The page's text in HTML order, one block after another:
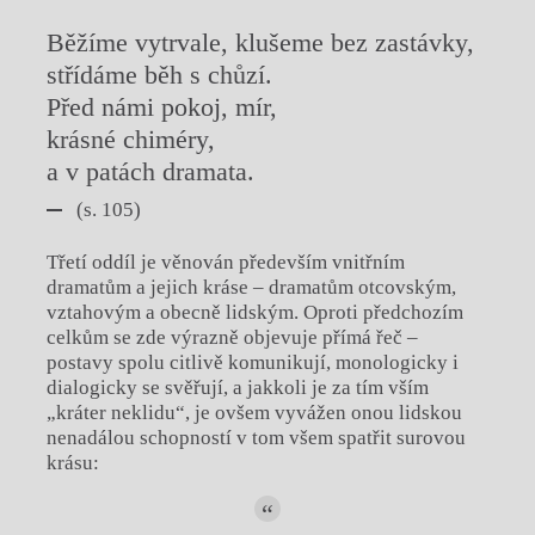
Běžíme vytrvale, klušeme bez zastávky,
střídáme běh s chůzí.
Před námi pokoj, mír,
krásné chiméry,
a v patách dramata.
(s. 105)
Třetí oddíl je věnován především vnitřním
dramatům a jejich kráse – dramatům otcovským,
vztahovým a obecně lidským. Oproti předchozím
celkům se zde výrazně objevuje přímá řeč –
postavy spolu citlivě komunikují, monologicky i
dialogicky se svěřují, a jakkoli je za tím vším
„kráter neklidu“, je ovšem vyvážen onou lidskou
nenadálou schopností v tom všem spatřit surovou
krásu: